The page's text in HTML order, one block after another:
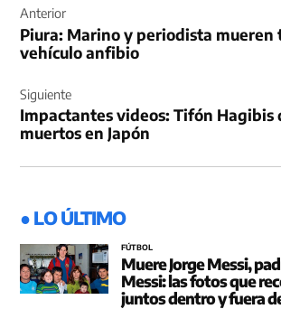
de
entradas
Anterior
Piura: Marino y periodista mueren
vehículo anfibio
Siguiente
Impactantes videos: Tifón Hagibis
muertos en Japón
● LO ÚLTIMO
FÚTBOL
Muere Jorge Messi,
Messi: las fotos que
juntos dentro y fuera